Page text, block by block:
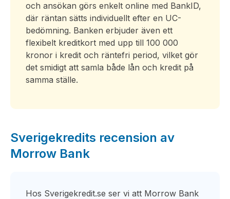
och ansökan görs enkelt online med BankID,
där räntan sätts individuellt efter en UC-
bedömning. Banken erbjuder även ett
flexibelt kreditkort med upp till 100 000
kronor i kredit och räntefri period, vilket gör
det smidigt att samla både lån och kredit på
samma ställe.
Sverigekredits recension av
Morrow Bank
Hos Sverigekredit.se ser vi att Morrow Bank